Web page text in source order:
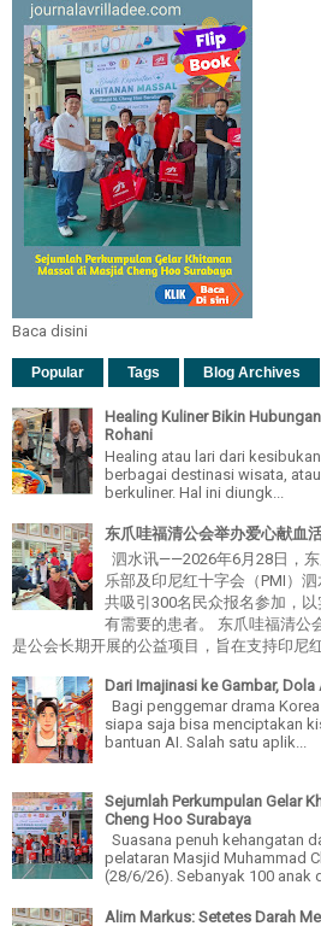
Baca disini
Popular Tags Blog Archives
Healing Kuliner Bikin
Rohani
Healing atau lari dari
berbagai destinasi wisata,
berkuliner. Hal ini diungk...
东爪哇福清公会举办爱心献血
泗水讯——2026年6月28日，
乐部及印尼红十字会（PMI）
共吸引300名民众报名参加，
有需要的患者。 东爪哇福清公
是公会长期开展的公益项目，旨在支持印尼红
Dari Imajinasi ke Gambar, Dola
Bagi penggemar drama
siapa saja bisa menciptakan
bantuan AI. Salah satu aplik...
Sejumlah Perkumpulan Gelar
Cheng Hoo Surabaya
Suasana penuh kehangatan
pelataran Masjid Muhammad
(28/6/26). Sebanyak 100 anak
Alim Markus: Setetes Darah